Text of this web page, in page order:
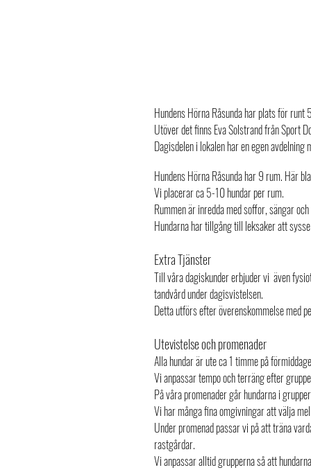
Hundens Hörna Råsunda har plats för
Utöver det finns Eva Solstrand från Sport
Dagisdelen i lokalen har en egen
Hundens Hörna Råsunda har 9 rum. Här
Vi placerar ca 5-10 hundar per rum.
Rummen är inredda med soffor, sängar
Hundarna har tillgång till leksaker att
Extra Tjänster
Till våra dagiskunder erbjuder vi även
tandvård under dagisvistelsen.
Detta utförs efter överenskommelse med
Utevistelse och promenader
Alla hundar är ute ca 1 timme på
Vi anpassar tempo och terräng efter
På våra promenader går hundarna i
Vi har många fina omgivningar att välja
Under promenad passar vi på att träna
rastgårdar.
Vi anpassar alltid grupperna så att